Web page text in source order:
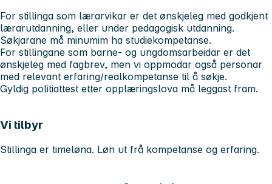
For stillinga som lærarvikar er det ønskjeleg med godkjent
lærarutdanning, eller under pedagogisk utdanning.
Søkjarane må minumim ha studiekompetanse.
For stillingane som barne- og ungdomsarbeidar er det
ønskjeleg med fagbrev, men vi oppmodar også personar
med relevant erfaring/realkompetanse til å søkje.
Gyldig politiattest etter opplæringslova må leggast fram.
Vi tilbyr
Stillinga er timeløna. Løn ut frå kompetanse og erfaring.